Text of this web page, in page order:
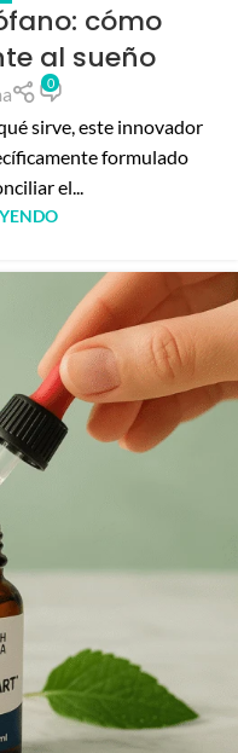
cómo
al sueño
0
sirve, este innovador
formulado
el...